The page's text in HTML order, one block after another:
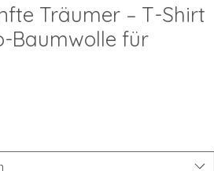
Träumer – T-Shirt
Baumwolle für